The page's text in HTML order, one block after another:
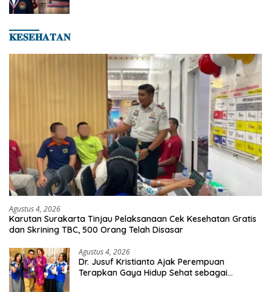
𝐊𝐄𝐒𝐄𝐇𝐀𝐓𝐀𝐍
Agustus 4, 2026
Karutan Surakarta Tinjau Pelaksanaan Cek Kesehatan Gratis
dan Skrining TBC, 500 Orang Telah Disasar
Agustus 4, 2026
Dr. Jusuf Kristianto Ajak Perempuan
Terapkan Gaya Hidup Sehat sebagai